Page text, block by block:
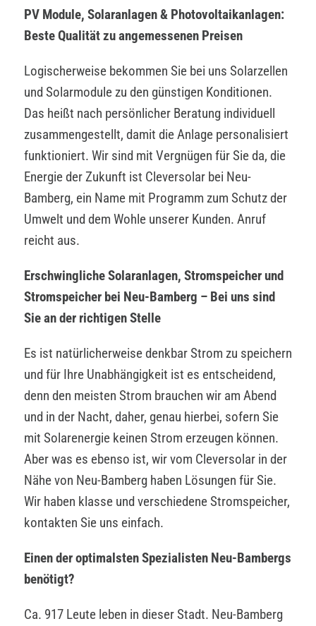
PV Module, Solaranlagen & Photovoltaikanlagen:
Beste Qualität zu angemessenen Preisen
Logischerweise bekommen Sie bei uns Solarzellen
und Solarmodule zu den günstigen Konditionen.
Das heißt nach persönlicher Beratung individuell
zusammengestellt, damit die Anlage personalisiert
funktioniert. Wir sind mit Vergnügen für Sie da, die
Energie der Zukunft ist Cleversolar bei Neu-
Bamberg, ein Name mit Programm zum Schutz der
Umwelt und dem Wohle unserer Kunden. Anruf
reicht aus.
Erschwingliche Solaranlagen, Stromspeicher und
Stromspeicher bei Neu-Bamberg – Bei uns sind
Sie an der richtigen Stelle
Es ist natürlicherweise denkbar Strom zu speichern
und für Ihre Unabhängigkeit ist es entscheidend,
denn den meisten Strom brauchen wir am Abend
und in der Nacht, daher, genau hierbei, sofern Sie
mit Solarenergie keinen Strom erzeugen können.
Aber was es ebenso ist, wir vom Cleversolar in der
Nähe von Neu-Bamberg haben Lösungen für Sie.
Wir haben klasse und verschiedene Stromspeicher,
kontakten Sie uns einfach.
Einen der optimalsten Spezialisten Neu-Bambergs
benötigt?
Ca. 917 Leute leben in dieser Stadt. Neu-Bamberg